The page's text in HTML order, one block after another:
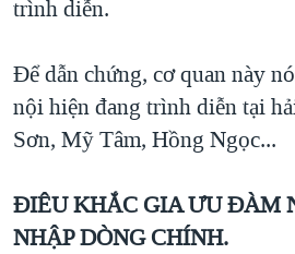
trình diễn.
Để dẫn chứng, cơ quan này
nội hiện đang trình diễn tại
Sơn, Mỹ Tâm, Hồng Ngọc...
ĐIÊU KHẮC GIA ƯU ĐÀM
NHẬP DÒNG CHÍNH.